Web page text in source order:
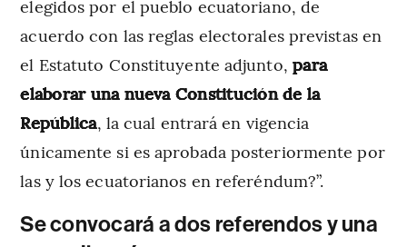
elegidos por el pueblo ecuatoriano, de
acuerdo con las reglas electorales previstas en
el Estatuto Constituyente adjunto, para
elaborar una nueva Constitución de la
República, la cual entrará en vigencia
únicamente si es aprobada posteriormente por
las y los ecuatorianos en referéndum?”.
Se convocará a dos referendos y una